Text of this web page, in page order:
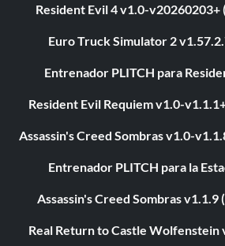
Resident Evil 4 v1.0-v20260203+
Euro Truck Simulator 2
Entrenador PLITCH para
Resident Evil Requiem v1.0-
Assassin's Creed Sombras v1.0-
Entrenador PLITCH para la
Assassin's Creed Sombras
Real Return to Castle Wolfenstein